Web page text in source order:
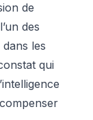
de
des
les
qui